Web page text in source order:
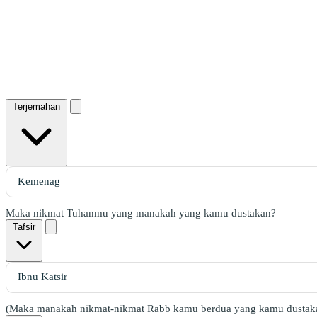
Terjemahan
Maka nikmat Tuhanmu yang manakah yang kamu dustakan?
Tafsir
(Maka manakah nikmat-nikmat Rabb kamu berdua yang kamu